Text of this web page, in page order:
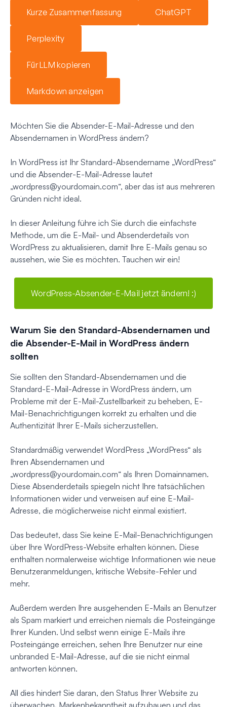
Kurze Zusammenfassung ChatGPT
Perplexity
Für LLM kopieren
Markdown anzeigen
Möchten Sie die Absender-E-Mail-Adresse und den
Absendernamen in WordPress ändern?
In WordPress ist Ihr Standard-Absendername „WordPress“
und die Absender-E-Mail-Adresse lautet
„wordpress@yourdomain.com“, aber das ist aus mehreren
Gründen nicht ideal.
In dieser Anleitung führe ich Sie durch die einfachste
Methode, um die E-Mail- und Absenderdetails von
WordPress zu aktualisieren, damit Ihre E-Mails genau so
aussehen, wie Sie es möchten. Tauchen wir ein!
WordPress-Absender-E-Mail jetzt ändern! :)
Warum Sie den Standard-Absendernamen und
die Absender-E-Mail in WordPress ändern
sollten
Sie sollten den Standard-Absendernamen und die
Standard-E-Mail-Adresse in WordPress ändern, um
Probleme mit der E-Mail-Zustellbarkeit zu beheben, E-
Mail-Benachrichtigungen korrekt zu erhalten und die
Authentizität Ihrer E-Mails sicherzustellen.
Standardmäßig verwendet WordPress „WordPress“ als
Ihren Absendernamen und
„wordpress@yourdomain.com“ als Ihren Domainnamen.
Diese Absenderdetails spiegeln nicht Ihre tatsächlichen
Informationen wider und verweisen auf eine E-Mail-
Adresse, die möglicherweise nicht einmal existiert.
Das bedeutet, dass Sie keine E-Mail-Benachrichtigungen
über Ihre WordPress-Website erhalten können. Diese
enthalten normalerweise wichtige Informationen wie neue
Benutzeranmeldungen, kritische Website-Fehler und
mehr.
Außerdem werden Ihre ausgehenden E-Mails an Benutzer
als Spam markiert und erreichen niemals die Posteingänge
Ihrer Kunden. Und selbst wenn einige E-Mails ihre
Posteingänge erreichen, sehen Ihre Benutzer nur eine
unbranded E-Mail-Adresse, auf die sie nicht einmal
antworten können.
All dies hindert Sie daran, den Status Ihrer Website zu
überwachen, Markenbekanntheit aufzubauen und das